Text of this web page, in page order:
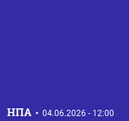
ΗΠΑ 04.06.2026 - 12:00